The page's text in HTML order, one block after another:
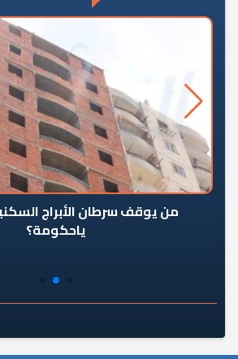
من يوقف سرطان الأبراج
ياحكومة؟